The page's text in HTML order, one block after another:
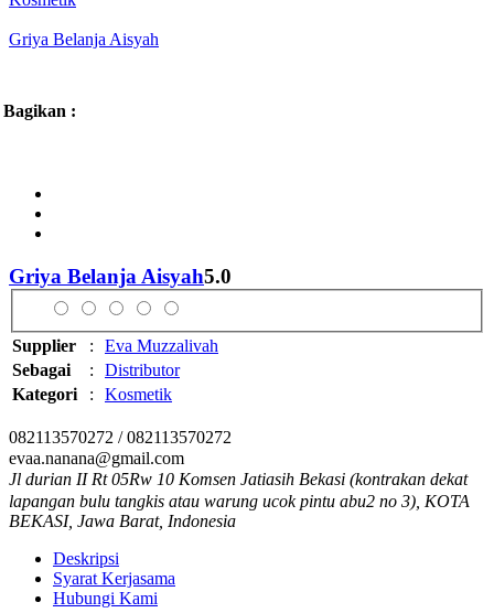
Griya Belanja Aisyah
Bagikan :
Griya Belanja Aisyah5.0
Supplier :
Eva Muzzalivah
Sebagai
:
Distributor
Kategori
: Kosmetik
082113570272 / 082113570272
evaa.nanana@gmail.com
Jl durian II Rt 05Rw 10 Komsen Jatiasih Bekasi (kontrakan dekat
lapangan bulu tangkis atau warung ucok pintu abu2 no 3), KOTA
BEKASI, Jawa Barat, Indonesia
Deskripsi
Syarat Kerjasama
Hubungi Kami